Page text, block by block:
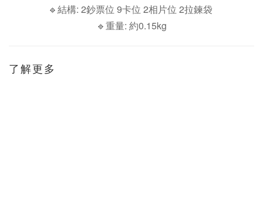
🔹結構: 2鈔票位 9卡位 2相片位 2拉鍊袋
🔹重量: 約0.15kg
了解更多